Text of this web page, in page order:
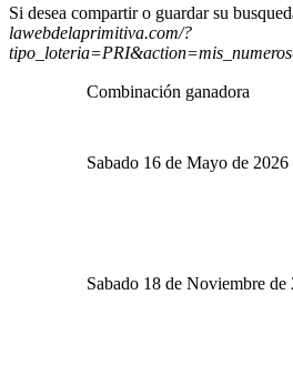
Si desea compartir o guardar su
lawebdelaprimitiva.com/?
Combinación ganadora
Sabado 16 de Mayo de 2026
Sabado 18 de Noviembre de